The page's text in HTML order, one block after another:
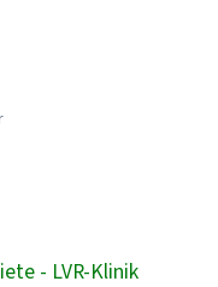
- LVR-Klinik